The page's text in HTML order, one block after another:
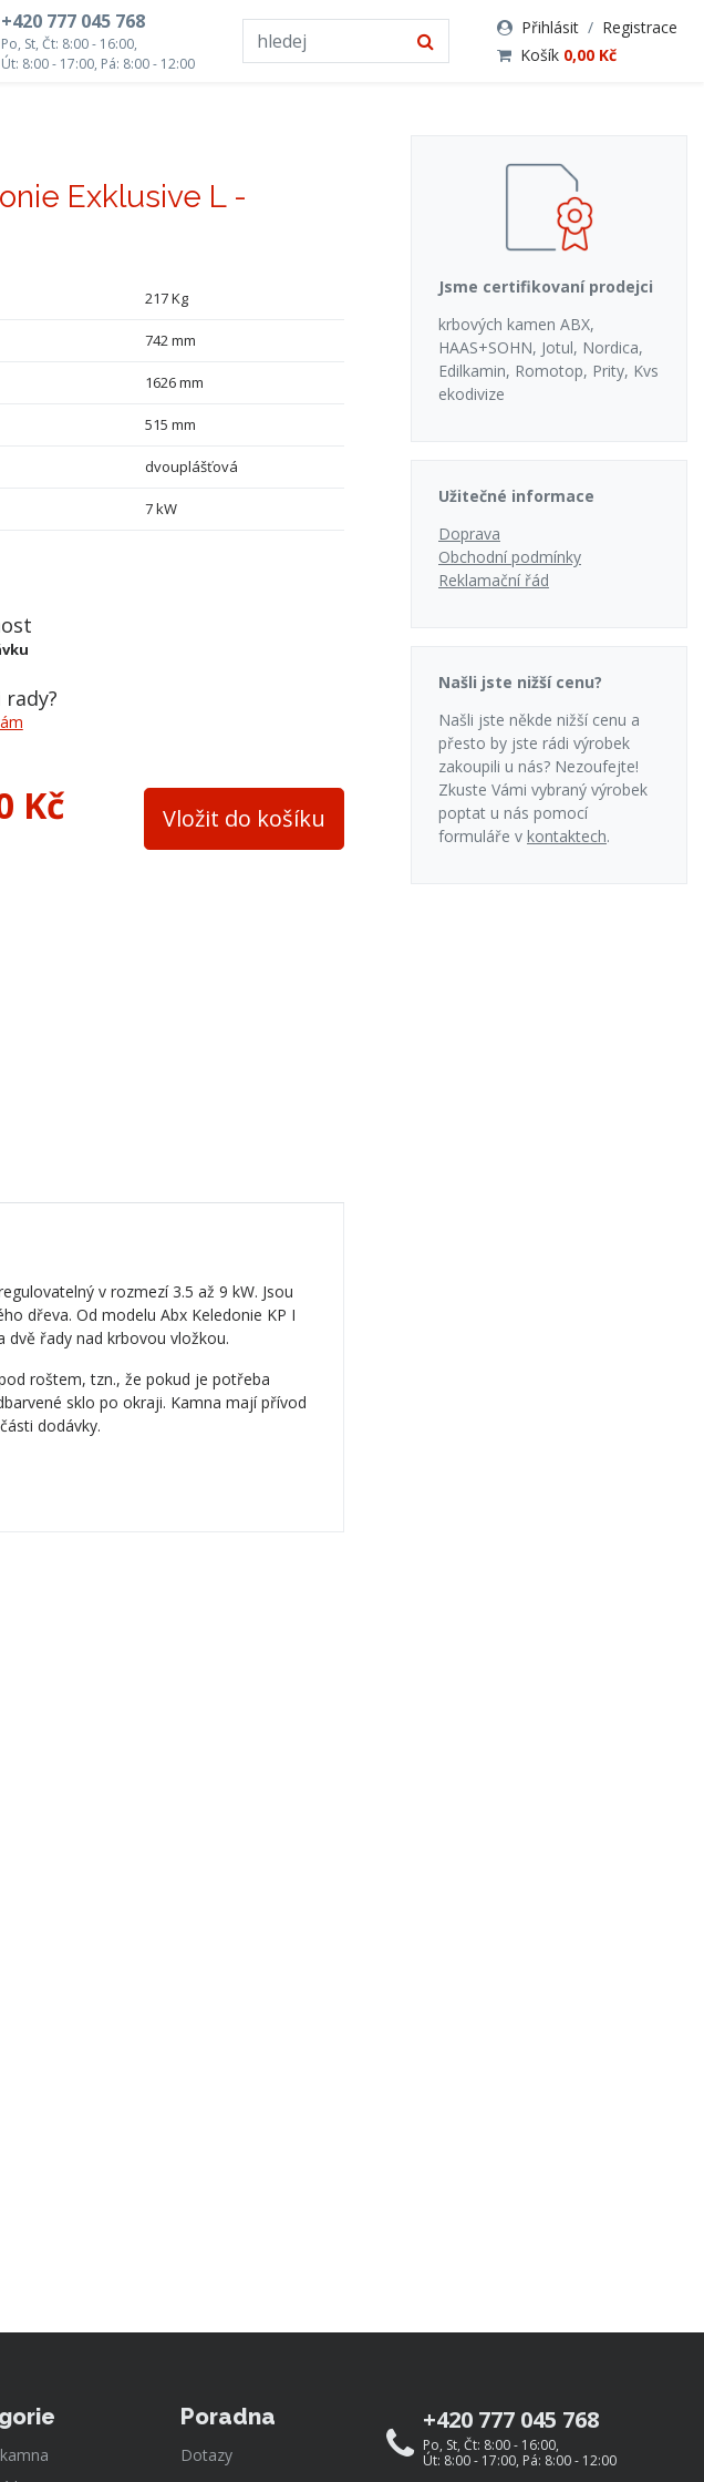
+420 777 045 768
Po, St, Čt: 8:00 - 16:00,
Út: 8:00 - 17:00, Pá: 8:00 - 12:00
Přihlásit / Registrace
Košík 0,00 Kč
Exklusive L -
217 Kg
742 mm
1626 mm
515 mm
dvouplášťová
7 kW
957
Kč Vložit do košíku
v rozmezí 3.5 až 9 kW. Jsou
dřeva. Od modelu Abx Keledonie KP I
dvě řady nad krbovou vložkou.
roštem, tzn., že pokud je potřeba
sklo po okraji. Kamna mají přívod
dodávky.
Jsme certifikovaní prodejci
krbových kamen ABX,
HAAS+SOHN, Jotul, Nordica,
Edilkamin, Romotop, Prity, Kvs
ekodivize
Užitečné informace
Doprava
Obchodní podmínky
Reklamační řád
Našli jste nižší cenu?
Našli jste někde nižší cenu a
přesto by jste rádi výrobek
zakoupili u nás? Nezoufejte!
Zkuste Vámi vybraný výrobek
poptat u nás pomocí
formuláře v kontaktech.
Poradna
Dotazy
+420 777 045 768
Po, St, Čt: 8:00 - 16:00,
Út: 8:00 - 17:00, Pá: 8:00 - 12:00